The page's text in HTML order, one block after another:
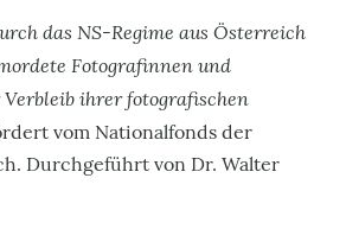
das NS-Regime aus Österreich
Fotografinnen und
ihrer fotografischen
vom Nationalfonds der
Durchgeführt von Dr. Walter